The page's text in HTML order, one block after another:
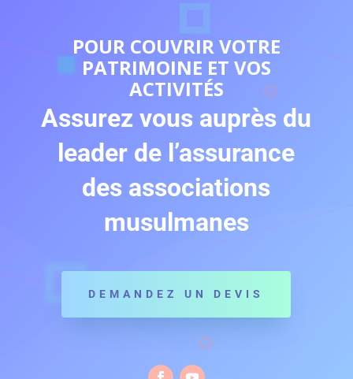
POUR COUVRIR VOTRE
PATRIMOINE ET VOS
ACTIVITÉS
Assurez vous auprès du
leader de l’assurance
des associations
musulmanes
DEMANDEZ UN DEVIS